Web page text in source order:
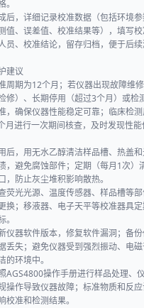
后，详细记录校准数据（包括环境
值、误差值、校准结果等），填写
员、校准结论，留存归档，便于后
建议
周期为12个月；若仪器出现故障维
修）、长期停用（超过3个月）或检
，确保仪器性能稳定可靠；临床检测
月进行一次期间核查，及时发现性能
后，用无水乙醇清洁样品槽、热盖和
，避免腐蚀部件；定期（每月1次）
，防止灰尘堆积影响散热。
荧光光源、温度传感器、样品槽等
换；移液器、电子天平等校准器具
仪器软件版本，修复软件漏洞；备
丢失；避免仪器受到强烈振动、电
的环境中。
AGS4800操作手册进行样品处理、
操作导致仪器故障；标准物质和反
校准和检测结果。